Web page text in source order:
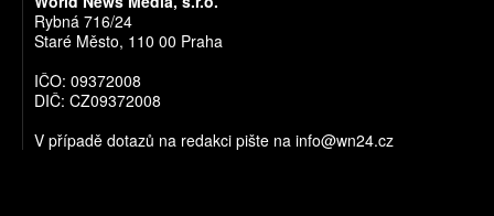
Rybná 716/24
Staré Město, 110 00 Praha
IČO: 09372008
DIČ: CZ09372008
V případě dotazů na redakci pište na info@wn24.cz